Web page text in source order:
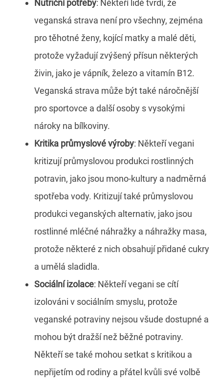
Nutriční potřeby: Někteří lidé tvrdí, že
veganská strava není pro všechny, zejména
pro těhotné ženy, kojící matky a malé děti,
protože vyžadují zvýšený přísun některých
živin, jako je vápník, železo a vitamín B12.
Veganská strava může být také náročnější
pro sportovce a další osoby s vysokými
nároky na bílkoviny.
Kritika průmyslové výroby: Někteří vegani
kritizují průmyslovou produkci rostlinných
potravin, jako jsou mono-kultury a nadměrná
spotřeba vody. Kritizují také průmyslovou
produkci veganských alternativ, jako jsou
rostlinné mléčné náhražky a náhražky masa,
protože některé z nich obsahují přidané cukry
a umělá sladidla.
Sociální izolace: Někteří vegani se cítí
izolováni v sociálním smyslu, protože
veganské potraviny nejsou všude dostupné a
mohou být dražší než běžné potraviny.
Někteří se také mohou setkat s kritikou a
nepřijetím od rodiny a přátel kvůli své volbě